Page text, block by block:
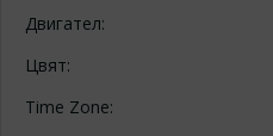
Двигател:
Цвят:
Time Zone: